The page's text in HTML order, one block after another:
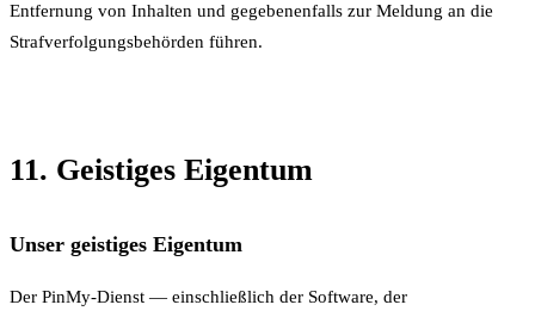
Entfernung von Inhalten und gegebenenfalls zur Meldung an die
Strafverfolgungsbehörden führen.
11. Geistiges Eigentum
Unser geistiges Eigentum
Der PinMy-Dienst — einschließlich der Software, der